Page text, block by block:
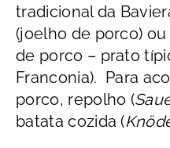
tradicional da
(joelho de porco)
de porco – prato
Franconia). Para
porco, repolho (
batata cozida (